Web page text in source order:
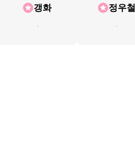
갱화
.
정우철
.